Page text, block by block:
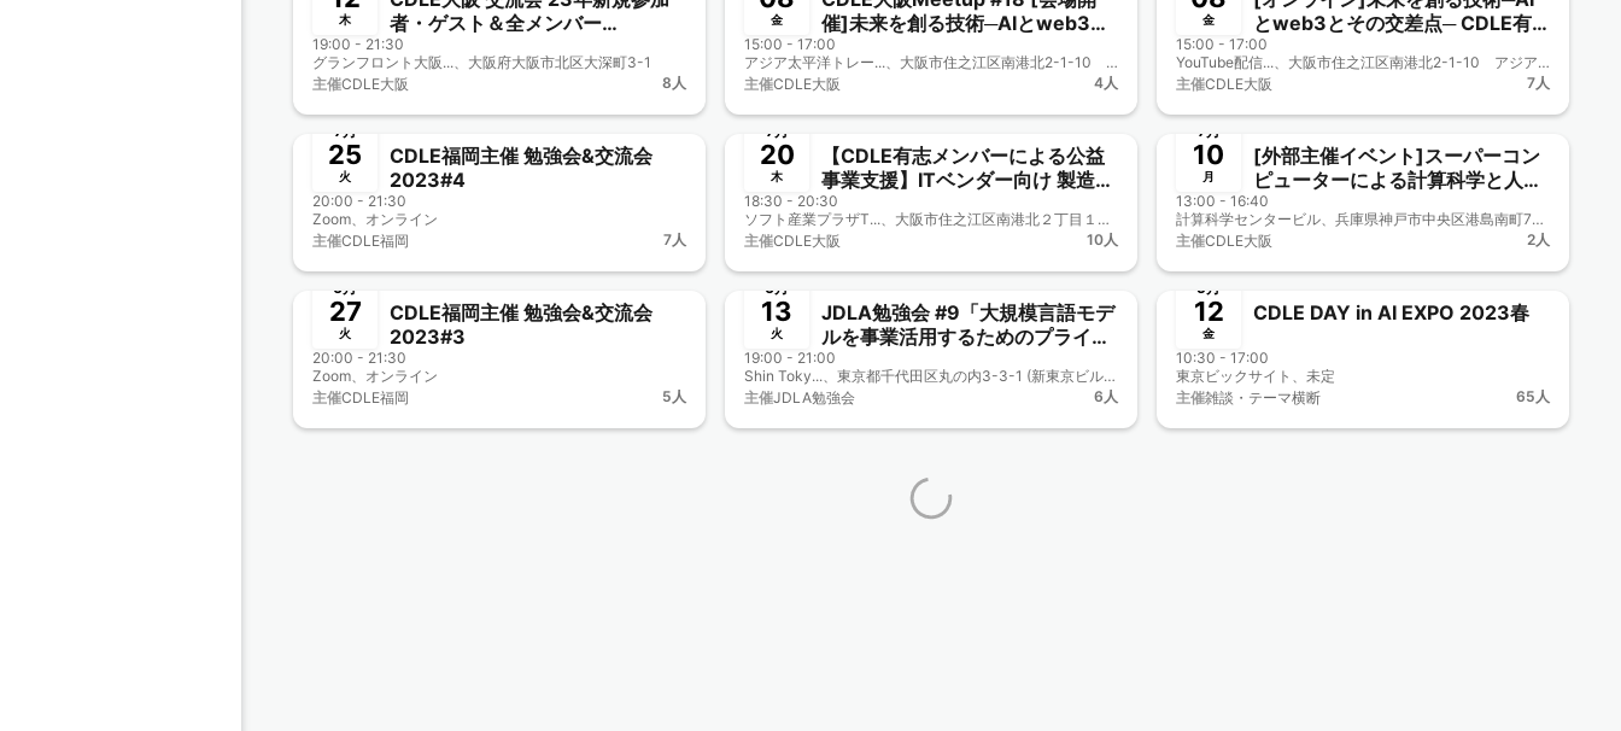
木
者・ゲスト＆全メンバー
#19Meetup【リアル開催】
19:00 - 21:30
グランフロント大阪...、大阪府大阪市北区大深町3-1
主催CDLE大阪 8人
金
催]未来を創る技術─AIとweb3と
その交差点─
15:00 - 17:00
アジア太平洋トレー...、大阪市住之江区南港北2-1-10 アジア太平洋トレードセンター（ATC）内 ITM棟6階 （ニュートラム南港ポートタウン線 トレードセンター前駅下車） https://teqs.jp/about_us/access.php/
主催CDLE大阪 4人
金
とweb3とその交差点─ CDLE有
志メンバー協力企画
15:00 - 17:00
YouTube配信...、大阪市住之江区南港北2-1-10 アジア太平洋トレードセンター（ATC）内 ITM棟6階 （ニュートラム南港ポートタウン線 トレードセンター前駅下車） https://teqs.jp/about_us/access.php/
主催CDLE大阪 7人
7月
25
火
CDLE福岡主催 勉強会&交流会
2023#4
20:00 - 21:30
Zoom、オンライン
主催CDLE福岡 7人
7月
20
木
【CDLE有志メンバーによる公益
事業支援】ITベンダー向け 製造
DX事例紹介～ AIシステム導入時
のヒント・コツ・落とし穴〈オン/
オフ・ハイブリッド開催〉
18:30 - 20:30
ソフト産業プラザT...、大阪市住之江区南港北２丁目１−１０
主催CDLE大阪 10人
7月
10
月
[外部主催イベント]スーパーコン
ピューターによる計算科学と人工
知能の融合セミナー
13:00 - 16:40
計算科学センタービル、兵庫県神戸市中央区港島南町7丁目1番28号 計算科学センタービル
主催CDLE大阪 2人
6月
27
火
CDLE福岡主催 勉強会&交流会
2023#3
20:00 - 21:30
Zoom、オンライン
主催CDLE福岡 5人
6月
13
火
JDLA勉強会 #9「大規模言語モデ
ルを事業活用するためのプライベ
ート開発を可能にする技術」
19:00 - 21:00
Shin Toky...、東京都千代田区丸の内3-3-1 (新東京ビル4階)
主催JDLA勉強会 6人
5月
12
金
CDLE DAY in AI EXPO 2023春
10:30 - 17:00
東京ビックサイト、未定
主催雑談・テーマ横断 65人